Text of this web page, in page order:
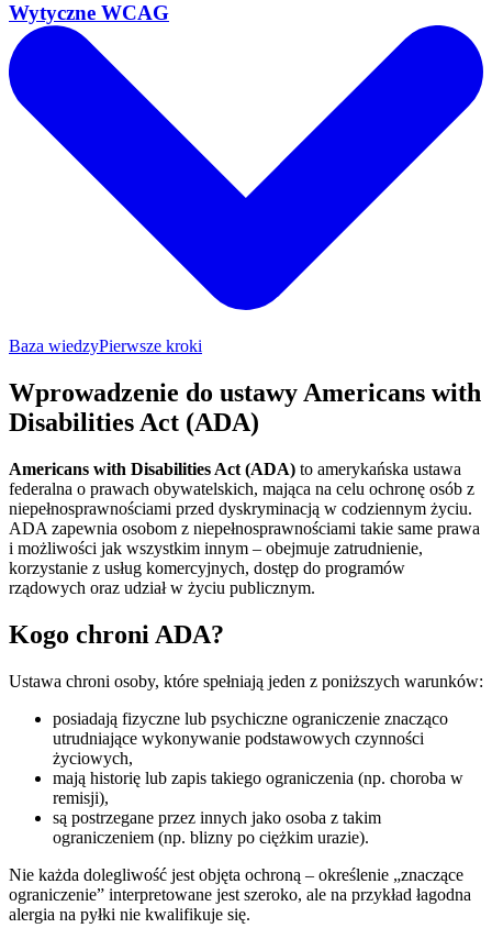
Wytyczne WCAG
Baza wiedzyPierwsze kroki
Wprowadzenie do ustawy Americans with
Disabilities Act (ADA)
Americans with Disabilities Act (ADA) to amerykańska ustawa
federalna o prawach obywatelskich, mająca na celu ochronę osób z
niepełnosprawnościami przed dyskryminacją w codziennym życiu.
ADA zapewnia osobom z niepełnosprawnościami takie same prawa
i możliwości jak wszystkim innym – obejmuje zatrudnienie,
korzystanie z usług komercyjnych, dostęp do programów
rządowych oraz udział w życiu publicznym.
Kogo chroni ADA?
Ustawa chroni osoby, które spełniają jeden z poniższych warunków:
posiadają fizyczne lub psychiczne ograniczenie znacząco
utrudniające wykonywanie podstawowych czynności
życiowych,
mają historię lub zapis takiego ograniczenia (np. choroba w
remisji),
są postrzegane przez innych jako osoba z takim
ograniczeniem (np. blizny po ciężkim urazie).
Nie każda dolegliwość jest objęta ochroną – określenie „znaczące
ograniczenie” interpretowane jest szeroko, ale na przykład łagodna
alergia na pyłki nie kwalifikuje się.